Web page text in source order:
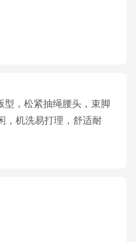
型，松紧抽绳腰头，束脚
，机洗易打理，舒适耐